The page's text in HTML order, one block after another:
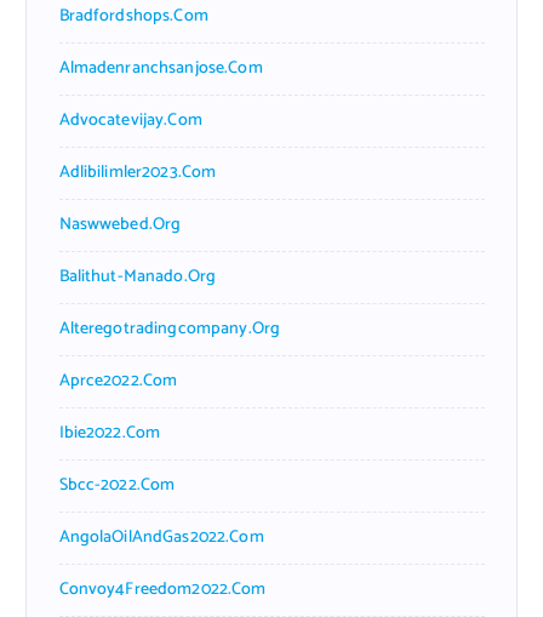
Bradfordshops.com
Almadenranchsanjose.com
Advocatevijay.com
Adlibilimler2023.com
Naswwebed.org
Balithut-Manado.org
Alteregotradingcompany.org
Aprce2022.com
Ibie2022.com
Sbcc-2022.com
AngolaOilAndGas2022.com
Convoy4Freedom2022.com